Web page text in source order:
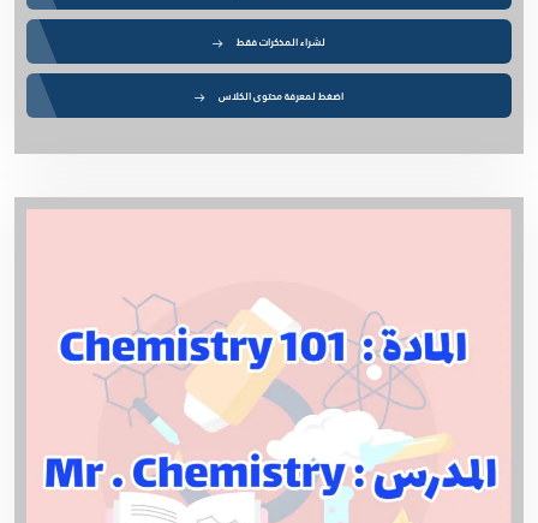
لشراء المذكرات فقط
اضغط لمعرفة محتوى الكلاس